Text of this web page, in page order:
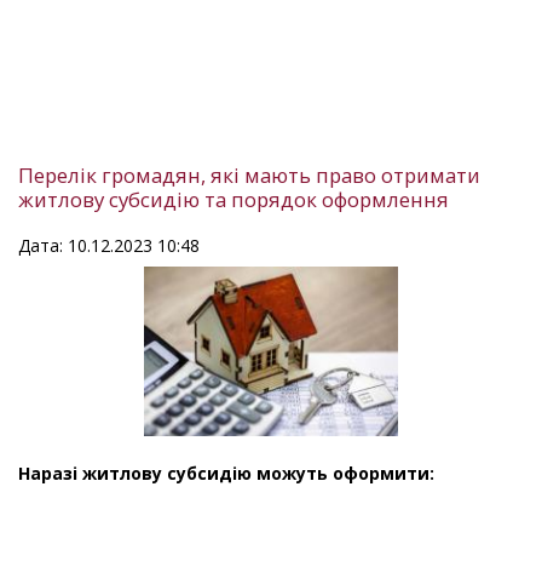
Перелік громадян, які мають право отримати
житлову субсидію та порядок оформлення
Дата: 10.12.2023 10:48
Наразі житлову субсидію можуть оформити: